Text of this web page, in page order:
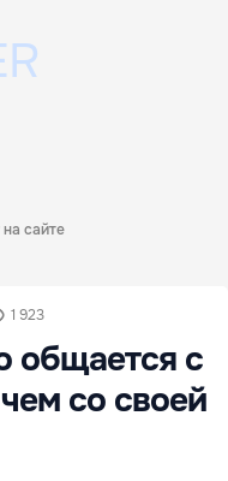
сайте
1 923
общается с
со своей